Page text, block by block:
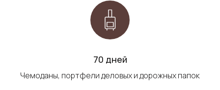
70 дней
Чемоданы, портфели деловых и дорожных папок